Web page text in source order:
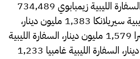
1,401 مليون دينار، السفارة الليبية زيمبابوي 734,489
ألف دينار، السفارة الليبية سيريلانكا 1,383 مليون دينار،
السفارة الليبية سويسرا 1,579 مليون دينار، السفارة الليبية
صربيا 7,549 مليون دينار، السفارة الليبية غامبيا 1,233